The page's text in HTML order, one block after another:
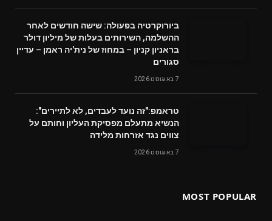
ביורוקרטיה בפעולה: שישה חודשים לאחר
ההשלמה, השירותים בעלות של מיליון דולר
בראניון קניון – במחוז של נית'יה ראמן – עדיין
סגורים
7 באוגוסט 2026
טראמפ:"זה נועד לעבדים, לא לתיירים":
הנשיא מתעלם מפסיקת העליון וחותם על
צווים נגד אזרחות מלידה
7 באוגוסט 2026
MOST POPULAR